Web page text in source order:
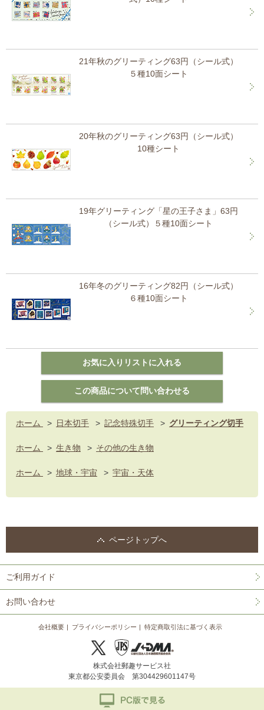
21年秋のグリーティング63円（シール式）
５種10面シート
20年秋のグリーティング63円（シール式）
10種シート
19年グリーティング「星の王子さま」63円
（シール式）５種10面シート
16年冬のグリーティング82円（シール式）
６種10面シート
ホーム > 日本切手 > 記念特殊切手 > グリーティング切手
ホーム > 生き物 > その他の生き物
ホーム > 地球・宇宙 > 宇宙・天体
ページトップへ
ご利用ガイド
お問い合わせ
会社概要 プライバシーポリシー 特定商取引法に基づく表示
株式会社郵趣サービス社
東京都公安委員会 第304429601147号